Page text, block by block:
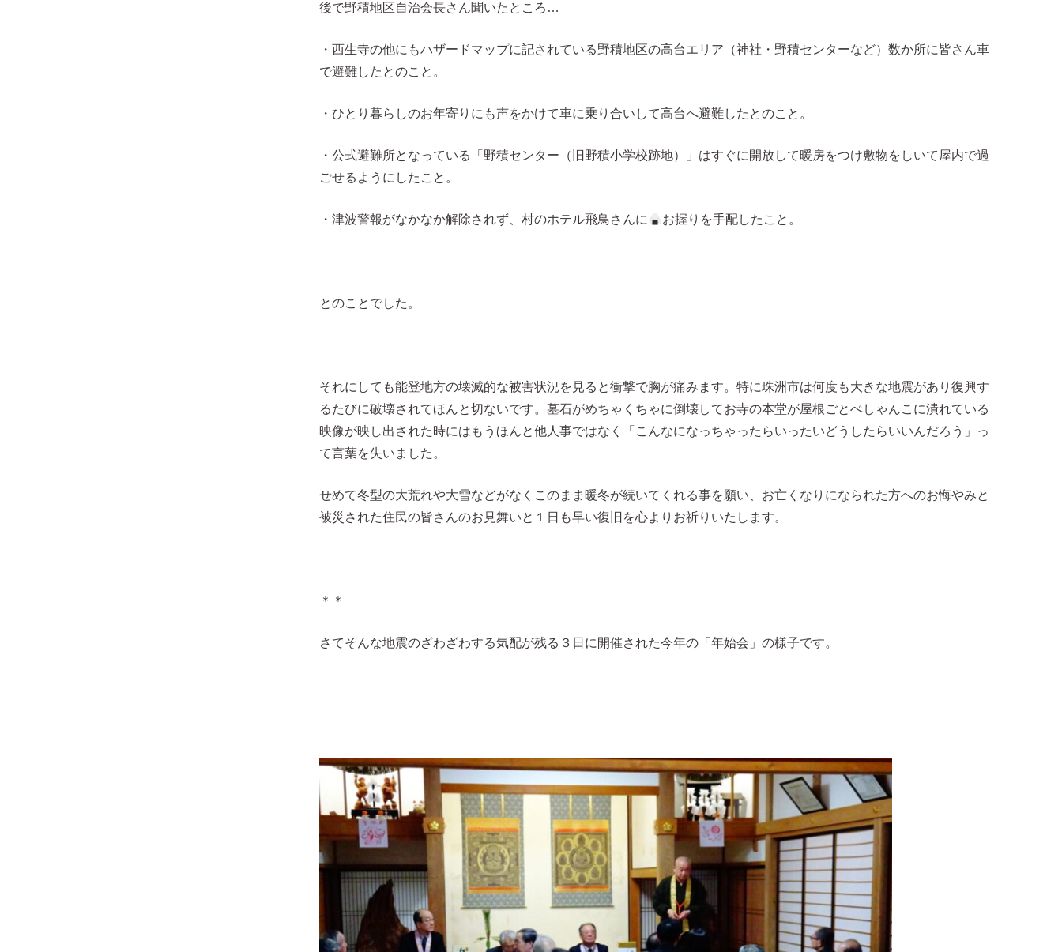
後で野積地区自治会長さん聞いたところ…
・西生寺の他にもハザードマップに記されている野積地区の高台エリア（神社・野積センターなど）数か所に皆さん車
で避難したとのこと。
・ひとり暮らしのお年寄りにも声をかけて車に乗り合いして高台へ避難したとのこと。
・公式避難所となっている「野積センター（旧野積小学校跡地）」はすぐに開放して暖房をつけ敷物をしいて屋内で過
ごせるようにしたこと。
・津波警報がなかなか解除されず、村のホテル飛鳥さんに お握りを手配したこと。
とのことでした。
それにしても能登地方の壊滅的な被害状況を見ると衝撃で胸が痛みます。特に珠洲市は何度も大きな地震があり復興す
るたびに破壊されてほんと切ないです。墓石がめちゃくちゃに倒壊してお寺の本堂が屋根ごとぺしゃんこに潰れている
映像が映し出された時にはもうほんと他人事ではなく「こんなになっちゃったらいったいどうしたらいいんだろう」っ
て言葉を失いました。
せめて冬型の大荒れや大雪などがなくこのまま暖冬が続いてくれる事を願い、お亡くなりになられた方へのお悔やみと
被災された住民の皆さんのお見舞いと１日も早い復旧を心よりお祈りいたします。
＊＊
さてそんな地震のざわざわする気配が残る３日に開催された今年の「年始会」の様子です。